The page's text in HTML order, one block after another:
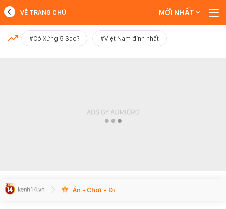
MỚI NHẤT
VỀ TRANG CHỦ MỚI NHẤT
#Có Xứng 5 Sao? #Việt Nam đỉnh nhất
Ăn - Chơi - Đi